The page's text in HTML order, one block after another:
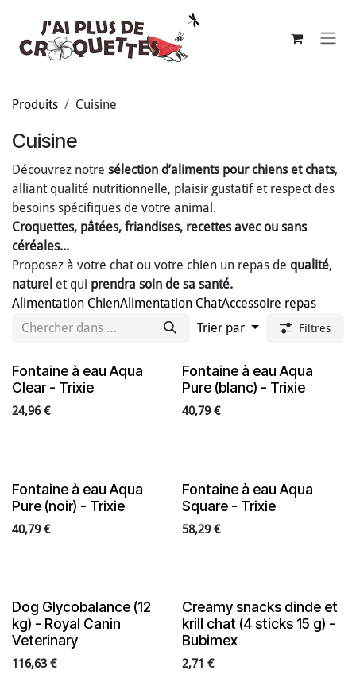
Produits Cuisine
Cuisine
Découvrez notre sélection d’aliments pour chiens et chats,
alliant qualité nutritionnelle, plaisir gustatif et respect des
besoins spécifiques de votre animal.
Croquettes, pâtées, friandises, recettes avec ou sans
céréales...
Proposez à votre chat ou votre chien un repas de qualité,
naturel et qui prendra soin de sa santé.
Alimentation ChienAlimentation ChatAccessoire repas
Trier par
Filtres
NEW
Fontaine à eau Aqua
Clear - Trixie
24,96€
NEW
Fontaine à eau Aqua
Pure (blanc) - Trixie
40,79€
NEW
Fontaine à eau Aqua
Pure (noir) - Trixie
40,79€
NEW
Fontaine à eau Aqua
Square - Trixie
58,29€
NEW
Dog Glycobalance (12
kg) - Royal Canin
Veterinary
116,63 €
NEW
Creamy snacks dinde et
krill chat (4 sticks 15 g) -
Bubimex
2,71 €